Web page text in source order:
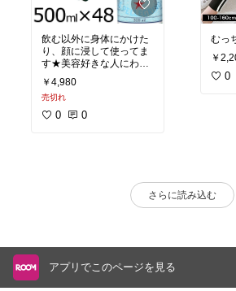
飲む以外に身体にかけた
り、顔に浸して使ってま
す★美容好きな人にわお
ススメ！
￥4,980
売切れ
0 0
むっ
￥
0
さらに読み込む
アプリでこのページを見る